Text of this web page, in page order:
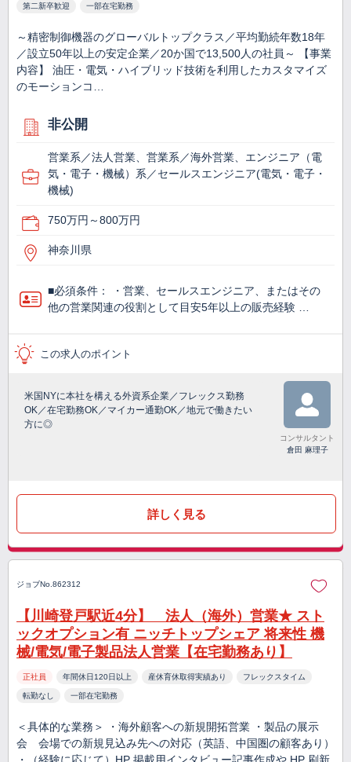
第二新卒歓迎 一部在宅勤務
～精密制御機器のグローバルトップクラス／平均勤続年数18年
／設立50年以上の安定企業／20か国で13,500人の社員～ 【事業
内容】 油圧・電気・ハイブリッド技術を利用したカスタマイズ
のモーションコ…
非公開
営業系／法人営業、営業系／海外営業、エンジニア（電
気・電子・機械）系／セールスエンジニア(電気・電子・
機械)
750万円～800万円
神奈川県
■必須条件： ・営業、セールスエンジニア、またはその
他の営業関連の役割として目安5年以上の販売経験 …
この求人のポイント
米国NYに本社を構える外資系企業／フレックス勤務
OK／在宅勤務OK／マイカー通勤OK／地元で働きたい
方に◎
コンサルタント
倉田 麻理子
詳しく見る
ジョブNo.862312
【川崎登戸駅近4分】 法人（海外）営業★ スト
ックオプション有 ニッチトップシェア 将来性 機
械/電気/電子製品法人営業【在宅勤務あり】
正社員 年間休日120日以上 産休育休取得実績あり フレックスタイム
転勤なし 一部在宅勤務
＜具体的な業務＞ ・海外顧客への新規開拓営業 ・製品の展示
会 会場での新規見込み先への対応（英語、中国圏の顧客あり）